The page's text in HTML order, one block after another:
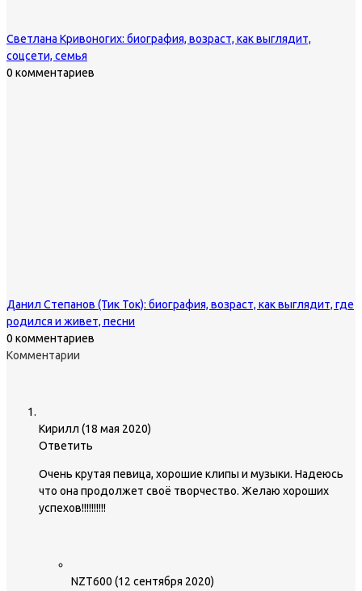
Светлана Кривоногих: биография, возраст, как выглядит,
соцсети, семья
0 комментариев
Данил Степанов (Тик Ток): биография, возраст, как выглядит, где
родился и живет, песни
0 комментариев
Комментарии
Кирилл (18 мая 2020)
Ответить
Очень крутая певица, хорошие клипы и музыки. Надеюсь
что она продолжет своё творчество. Желаю хороших
успехов!!!!!!!!!!
NZT600 (12 сентября 2020)